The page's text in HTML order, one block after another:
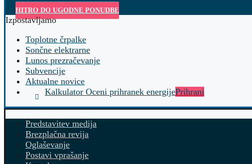
HITRO DO UGODNE PONUDBE
Izpostavljamo
Toplotne črpalke
Sončne elektrarne
Lunos prezračevanje
Subvencije
Aktualne novice
Kalkulator Oceni prihranek energijePrihrani
Predstavitev medija
Brezplačna revija
Oglaševanje
Postavi vprašanje